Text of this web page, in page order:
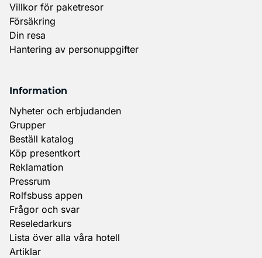
Villkor för paketresor
Försäkring
Din resa
Hantering av personuppgifter
Information
Nyheter och erbjudanden
Grupper
Beställ katalog
Köp presentkort
Reklamation
Pressrum
Rolfsbuss appen
Frågor och svar
Reseledarkurs
Lista över alla våra hotell
Artiklar